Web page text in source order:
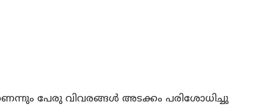
പേരു വിവരങ്ങള്‍ അടക്കം പരിശോധിച്ചു